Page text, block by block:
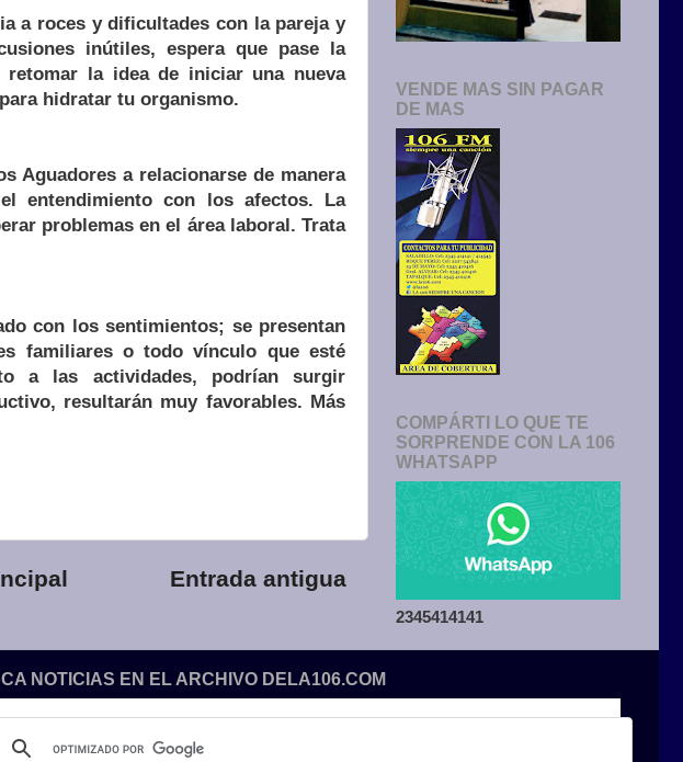
a roces y dificultades con la pareja y
inútiles, espera que pase la
la idea de iniciar una nueva
hidratar tu organismo.
Aguadores a relacionarse de manera
entendimiento con los afectos. La
problemas en el área laboral. Trata
con los sentimientos; se presentan
familiares o todo vínculo que esté
a las actividades, podrían surgir
resultarán muy favorables. Más
Entrada antigua
VENDE MAS SIN PAGAR
DE MAS
COMPÁRTI LO QUE TE
SORPRENDE CON LA 106
WHATSAPP
2345414141
NOTICIAS EN EL ARCHIVO DELA106.COM